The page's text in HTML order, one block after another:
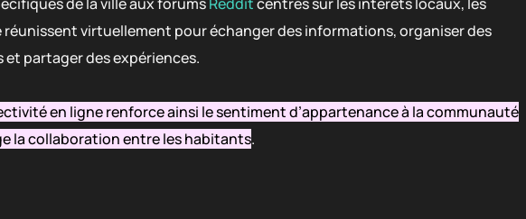
réunissent virtuellement pour échanger des informations, organiser des
et partager des expériences.
en ligne renforce ainsi le sentiment d’appartenance à la communauté
la collaboration entre les habitants.